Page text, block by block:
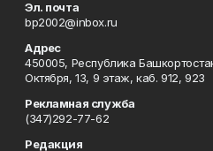
Эл. почта
bp2002@inbox.ru
Адрес
450005, Республика
Октября, 13, 9 этаж, каб. 912, 923
Рекламная служба
(347)292-77-62
Редакция